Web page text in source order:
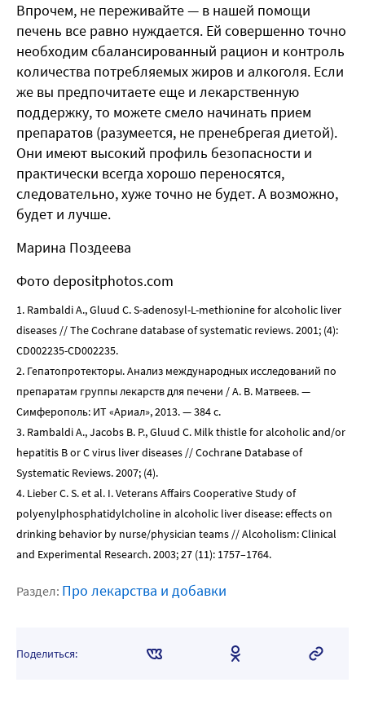
Впрочем, не переживайте — в нашей помощи
печень все равно нуждается. Ей совершенно точно
необходим сбалансированный рацион и контроль
количества потребляемых жиров и алкоголя. Если
же вы предпочитаете еще и лекарственную
поддержку, то можете смело начинать прием
препаратов (разумеется, не пренебрегая диетой).
Они имеют высокий профиль безопасности и
практически всегда хорошо переносятся,
следовательно, хуже точно не будет. А возможно,
будет и лучше.
Марина Поздеева
Фото depositphotos.com
1. Rambaldi A., Gluud C. S-adenosyl-L-methionine for alcoholic liver
diseases // The Cochrane database of systematic reviews. 2001; (4):
CD002235-CD002235.
2. Гепатопротекторы. Анализ международных исследований по
препаратам группы лекарств для печени / А. В. Матвеев. —
Симферополь: ИТ «Ариал», 2013. — 384 с.
3. Rambaldi A., Jacobs B. P., Gluud C. Milk thistle for alcoholic and/or
hepatitis B or C virus liver diseases // Cochrane Database of
Systematic Reviews. 2007; (4).
4. Lieber C. S. et al. I. Veterans Affairs Cooperative Study of
polyenylphosphatidylcholine in alcoholic liver disease: effects on
drinking behavior by nurse/physician teams // Alcoholism: Clinical
and Experimental Research. 2003; 27 (11): 1757–1764.
Раздел: Про лекарства и добавки
Поделиться: